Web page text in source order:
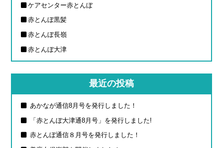
ケアセンター赤とんぼ
赤とんぼ黒髪
赤とんぼ長嶺
赤とんぼ大津
最近の投稿
あかなが通信8月号を発行しました！
「赤とんぼ大津通8月号」を発行しました!
赤とんぼ通信８月号を発行しました！